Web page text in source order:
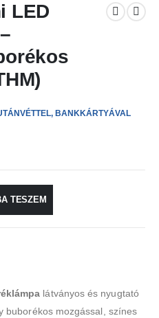
LED
BANKKÁRTYÁVAL
TESZEM
látványos és nyugtató
buborékos mozgással, színes